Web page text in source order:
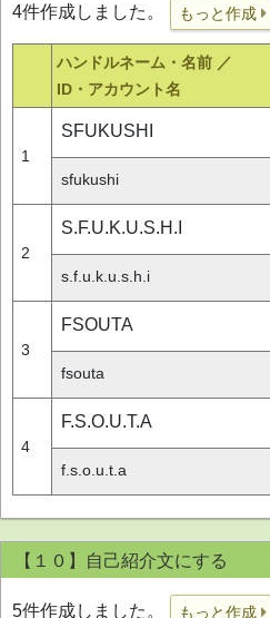
4件作成しました。 もっと作成
ハンドルネーム・名前 ／
ID・アカウント名
1
SFUKUSHI
sfukushi
2
S.F.U.K.U.S.H.I
s.f.u.k.u.s.h.i
3
FSOUTA
fsouta
4
F.S.O.U.T.A
f.s.o.u.t.a
【１０】自己紹介文にする
5件作成しました。 もっと作成